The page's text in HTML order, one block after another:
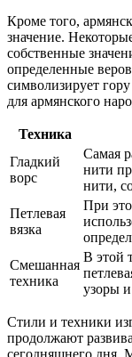
Кроме того,
значение.
собственные
определенные
символизирует
для армянского
Техника
Гладкий
ворс
Самая
нити
нити,
Петлевая
вязка
При
Смешанная
техника
В этой
узоры
Стили и техники
продолжают
сегодняшнего дня.